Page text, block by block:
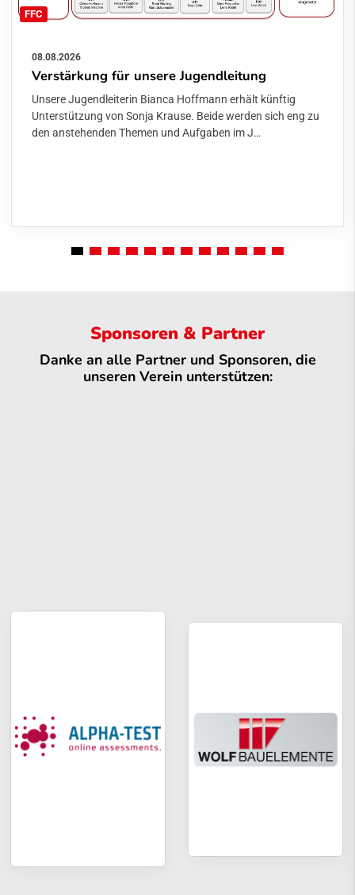
FFC
08.08.2026
Verstärkung für unsere Jugendleitung
Unsere Jugendleiterin Bianca Hoffmann erhält künftig
Unterstützung von Sonja Krause. Beide werden sich eng zu
den anstehenden Themen und Aufgaben im J…
Sponsoren & Partner
Danke an alle Partner und Sponsoren, die
unseren Verein unterstützen: